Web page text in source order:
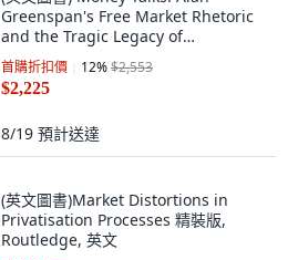
Greenspan's Free Market Rhetoric
and the Tragic Legacy of
Reaganomics 平裝版, Palgrave
MacMillan, 英文
首購折扣價 12%$2,553
$2,225
8/19 預計送達
(英文圖書)Market Distortions in
Privatisation Processes 精裝版,
Routledge, 英文